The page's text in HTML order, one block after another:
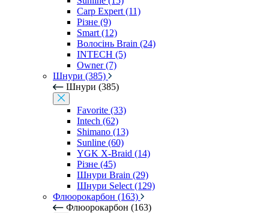
Carp Expert (11)
Різне (9)
Smart (12)
Волосінь Brain (24)
INTECH (5)
Owner (7)
Шнури (385)
Шнури (385)
Favorite (33)
Intech (62)
Shimano (13)
Sunline (60)
YGK X-Braid (14)
Різне (45)
Шнури Brain (29)
Шнури Select (129)
Флюорокарбон (163)
Флюорокарбон (163)